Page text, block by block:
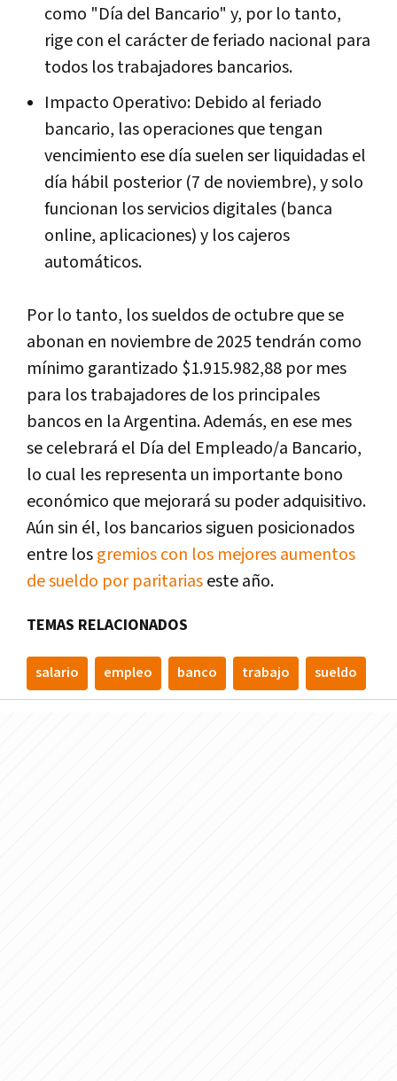
como "Día del Bancario" y, por lo tanto,
rige con el carácter de feriado nacional para
todos los trabajadores bancarios.
Impacto Operativo: Debido al feriado
bancario, las operaciones que tengan
vencimiento ese día suelen ser liquidadas el
día hábil posterior (7 de noviembre), y solo
funcionan los servicios digitales (banca
online, aplicaciones) y los cajeros
automáticos.
Por lo tanto, los sueldos de octubre que se
abonan en noviembre de 2025 tendrán como
mínimo garantizado $1.915.982,88 por mes
para los trabajadores de los principales
bancos en la Argentina. Además, en ese mes
se celebrará el Día del Empleado/a Bancario,
lo cual les representa un importante bono
económico que mejorará su poder adquisitivo.
Aún sin él, los bancarios siguen posicionados
entre losgremios con los mejores aumentos
de sueldo por paritariaseste año.
TEMAS RELACIONADOS
salario empleo banco trabajo sueldo